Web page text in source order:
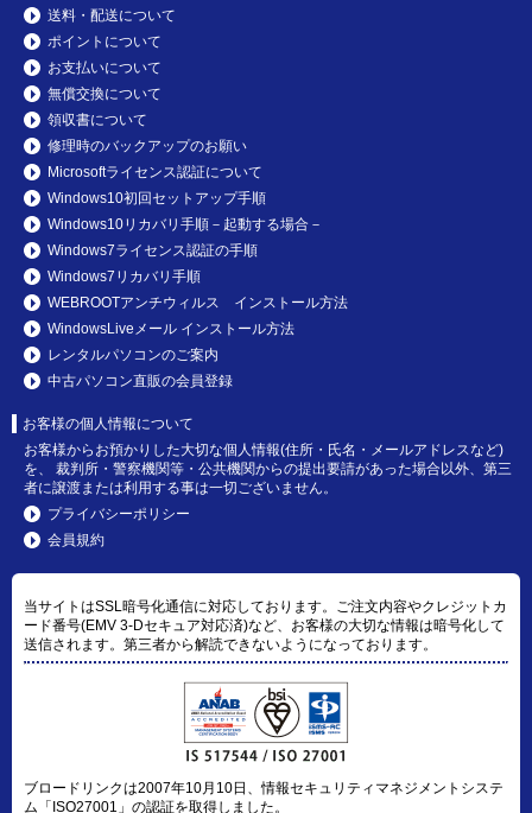
送料・配送について
ポイントについて
お支払いについて
無償交換について
領収書について
修理時のバックアップのお願い
Microsoftライセンス認証について
Windows10初回セットアップ手順
Windows10リカバリ手順－起動する場合－
Windows7ライセンス認証の手順
Windows7リカバリ手順
WEBROOTアンチウィルス インストール方法
WindowsLiveメール インストール方法
レンタルパソコンのご案内
中古パソコン直販の会員登録
お客様の個人情報について
お客様からお預かりした大切な個人情報(住所・氏名・メールアドレスなど)
を、 裁判所・警察機関等・公共機関からの提出要請があった場合以外、第三
者に譲渡または利用する事は一切ございません。
プライバシーポリシー
会員規約
当サイトはSSL暗号化通信に対応しております。ご注文内容やクレジットカ
ード番号(EMV 3-Dセキュア対応済)など、お客様の大切な情報は暗号化して
送信されます。第三者から解読できないようになっております。
ブロードリンクは2007年10月10日、情報セキュリティマネジメントシステ
ム「ISO27001」の認証を取得しました。